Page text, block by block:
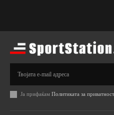
Ја прифаќам Политиката за приватност